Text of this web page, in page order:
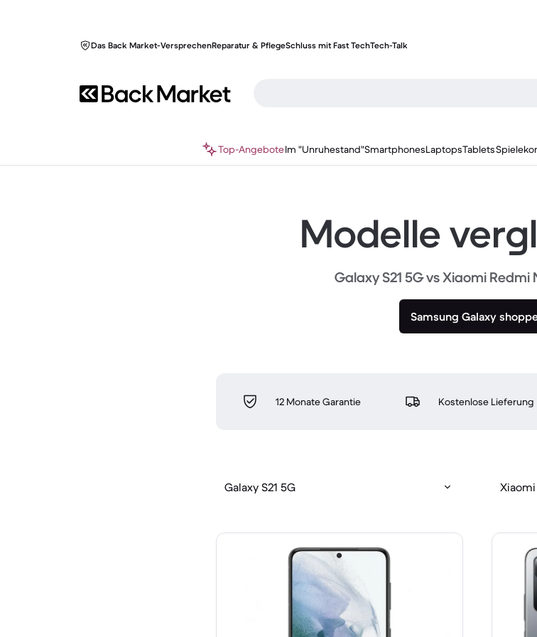
Das Back Market-VersprechenReparatur & PflegeSchluss mit Fast TechTech-Talk
Top-AngeboteIm "Unruhestand"SmartphonesLaptopsTablets
Modelle
Galaxy S21 5G vs Xiaomi Redmi
Samsung Galaxy
12 Monate Garantie Kostenlose Lieferung
Galaxy S21 5G Xiaomi